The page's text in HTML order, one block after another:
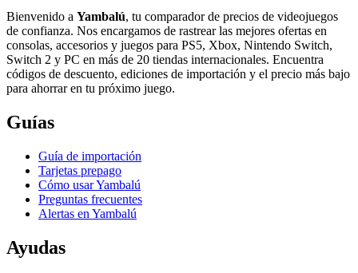
Bienvenido a Yambalú, tu comparador de precios de videojuegos
de confianza. Nos encargamos de rastrear las mejores ofertas en
consolas, accesorios y juegos para PS5, Xbox, Nintendo Switch,
Switch 2 y PC en más de 20 tiendas internacionales. Encuentra
códigos de descuento, ediciones de importación y el precio más bajo
para ahorrar en tu próximo juego.
Guías
Guía de importación
Tarjetas prepago
Cómo usar Yambalú
Preguntas frecuentes
Alertas en Yambalú
Ayudas